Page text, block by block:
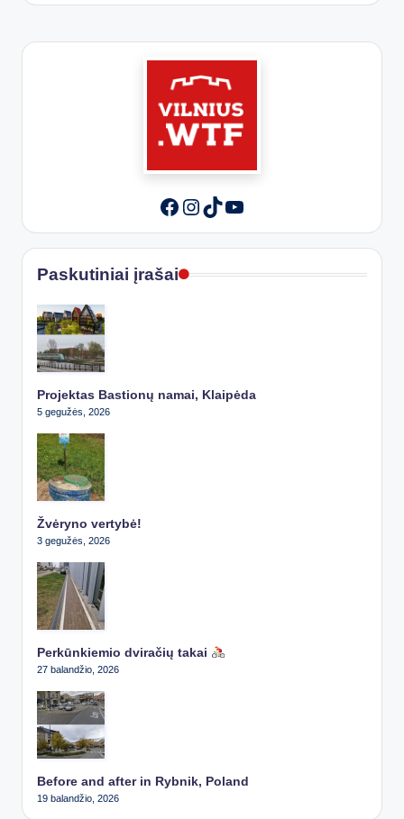
Facebook
Instagram
TikTokYouTube
Paskutiniai įrašai
Projektas Bastionų namai, Klaipėda
5 gegužės, 2026
Žvėryno vertybė!
3 gegužės, 2026
Perkūnkiemio dviračių takai
27 balandžio, 2026
Before and after in Rybnik, Poland
19 balandžio, 2026